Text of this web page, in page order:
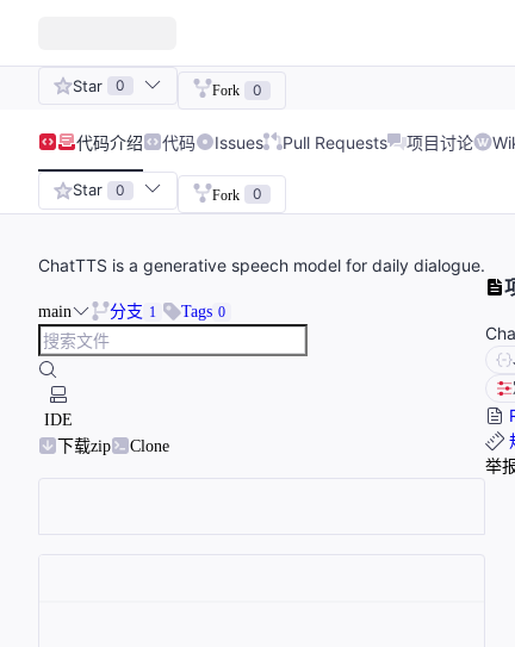
Star 0 Fork 0
代码介绍 代码 Issues Pull Requests 项目讨论
Star 0 Fork 0
ChatTTS is a generative speech model for daily dialogue.
main 分支 1 Tags 0
IDE
下载zip
Clone
举